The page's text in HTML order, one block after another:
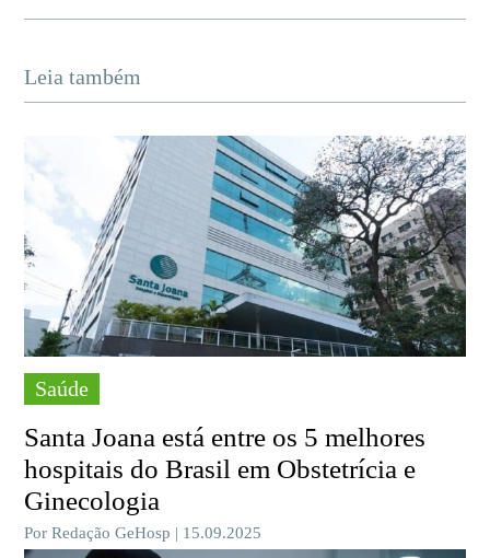
Leia também
Saúde
Santa Joana está entre os 5 melhores
hospitais do Brasil em Obstetrícia e
Ginecologia
Por Redação GeHosp | 15.09.2025